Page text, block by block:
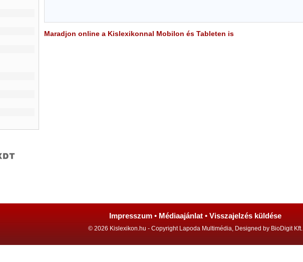
Maradjon online a Kislexikonnal Mobilon és Tableten is
Impresszum • Médiaajánlat • Visszajelzés küldése
© 2026 Kislexikon.hu - Copyright Lapoda Multimédia, Designed by BioDigit Kft.